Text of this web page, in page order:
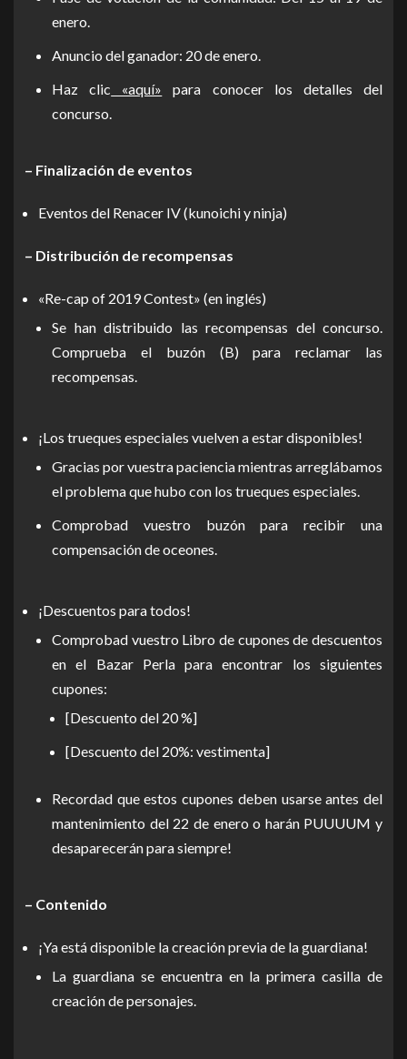
enero.
Anuncio del ganador: 20 de enero.
Haz clic «aquí» para conocer los detalles del
concurso.
– Finalización de eventos
Eventos del Renacer IV (kunoichi y ninja)
– Distribución de recompensas
«Re-cap of 2019 Contest» (en inglés)
Se han distribuido las recompensas del concurso.
Comprueba el buzón (B) para reclamar las
recompensas.
¡Los trueques especiales vuelven a estar disponibles!
Gracias por vuestra paciencia mientras arreglábamos
el problema que hubo con los trueques especiales.
Comprobad vuestro buzón para recibir una
compensación de oceones.
¡Descuentos para todos!
Comprobad vuestro Libro de cupones de descuentos
en el Bazar Perla para encontrar los siguientes
cupones:
[Descuento del 20 %]
[Descuento del 20%: vestimenta]
Recordad que estos cupones deben usarse antes del
mantenimiento del 22 de enero o harán PUUUUM y
desaparecerán para siempre!
– Contenido
¡Ya está disponible la creación previa de la guardiana!
La guardiana se encuentra en la primera casilla de
creación de personajes.